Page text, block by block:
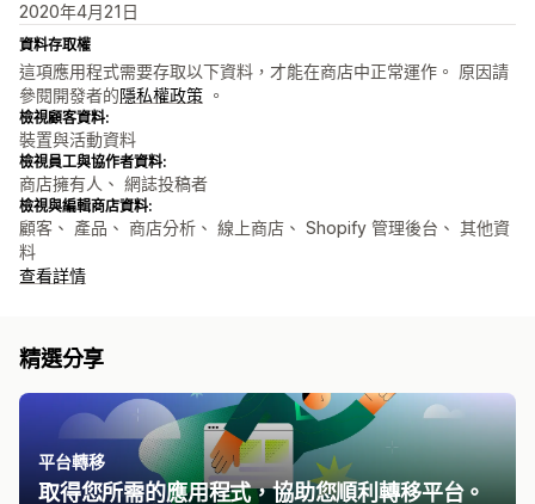
2020年4月21日
資料存取權
這項應用程式需要存取以下資料，才能在商店中正常運作。 原因請
參閱開發者的隱私權政策 。
檢視顧客資料:
裝置與活動資料
檢視員工與協作者資料:
商店擁有人、 網誌投稿者
檢視與編輯商店資料:
顧客、 產品、 商店分析、 線上商店、 Shopify 管理後台、 其他資
料
查看詳情
精選分享
平台轉移
取得您所需的應用程式，協助您順利轉移平台。